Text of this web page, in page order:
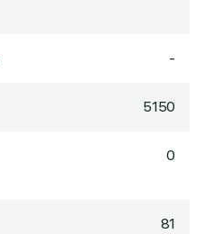
-
5150
0
81